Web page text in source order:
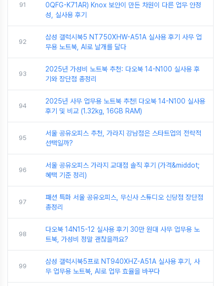
91
0QFG-K71AR) Knox 보안이 만든 차원이 다른 업무 안정
성, 실사용 후기
92
삼성 갤럭시북5 NT750XHW-A51A 실사용 후기 사무 업
무용 노트북, AI로 날개를 달다
93
2025년 가성비 노트북 추천: 다오북 14-N100 실사용 후
기와 장단점 총정리
94
2025년 사무 업무용 노트북 추천! 다오북 14-N100 실사용
후기 및 비교 (1.32kg, 16GB RAM)
95
서울 공유오피스 추천, 가라지 강남점은 스타트업의 전략적
선택일까?
96
서울 공유오피스 가라지 교대점 솔직 후기 (가격&middot;
혜택 기준 정리)
97
패션 특화 서울 공유오피스, 무신사 스튜디오 신당점 장단점
총정리
98
다오북 14N15-12 실사용 후기 30만 원대 사무 업무용 노
트북, 가성비 정말 괜찮을까요?
99
삼성 갤럭시북5프로 NT940XHZ-A51A 실사용 후기, 사
무 업무용 노트북, AI로 업무 효율을 바꾸다